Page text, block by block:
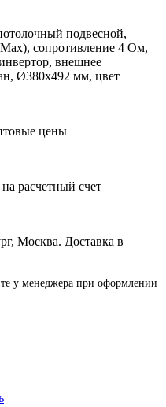
подвесной,
сопротивление 4 Ом,
внешнее
Ø380х492 мм, цвет
цены
расчетный счет
Москва. Доставка в
у менеджера при оформлении